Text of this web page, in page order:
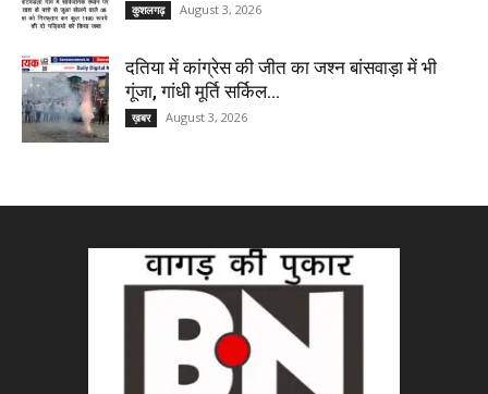
कुशलगढ़ August 3, 2026
दतिया में कांग्रेस की जीत का जश्न बांसवाड़ा में भी
गूंजा, गांधी मूर्ति सर्किल...
ख़बर August 3, 2026